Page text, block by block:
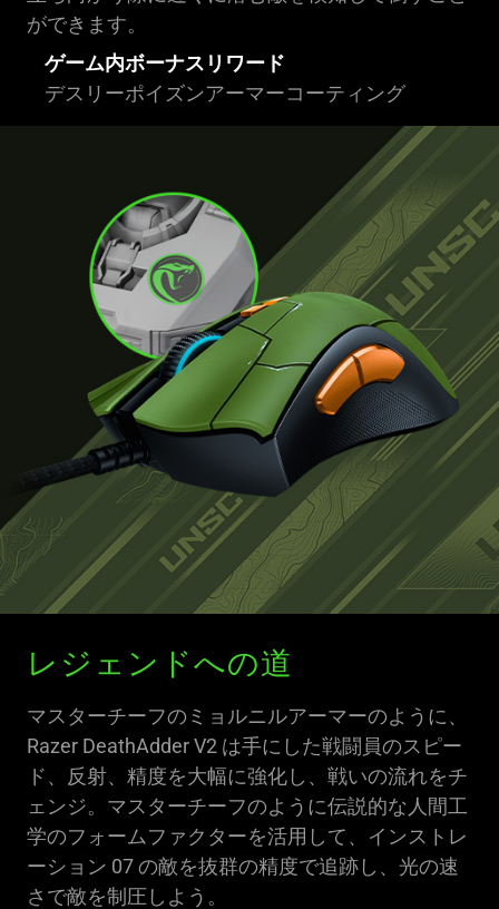
ができます。
ゲーム内ボーナスリワード
デスリーポイズンアーマーコーティング
レジェンドへの道
マスターチーフのミョルニルアーマーのように、
Razer DeathAdder V2 は手にした戦闘員のスピー
ド、反射、精度を大幅に強化し、戦いの流れをチ
ェンジ。マスターチーフのように伝説的な人間工
学のフォームファクターを活用して、インストレ
ーション 07 の敵を抜群の精度で追跡し、光の速
さで敵を制圧しよう。